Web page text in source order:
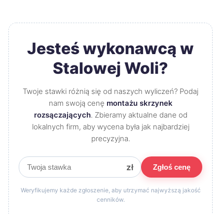
Jesteś wykonawcą w
Stalowej Woli?
Twoje stawki różnią się od naszych wyliczeń? Podaj
nam swoją cenę montażu skrzynek
rozsączających. Zbieramy aktualne dane od
lokalnych firm, aby wycena była jak najbardziej
precyzyjna.
zł Zgłoś cenę
Weryfikujemy każde zgłoszenie, aby utrzymać najwyższą jakość
cenników.